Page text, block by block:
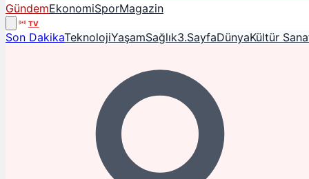
GündemEkonomiSporMagazin
TV
Son DakikaTeknolojiYaşamSağlık3.SayfaDünyaKültür